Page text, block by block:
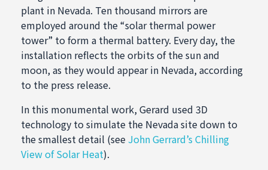
plant in Nevada. Ten thousand mirrors are
employed around the “solar thermal power
tower” to form a thermal battery. Every day, the
installation reflects the orbits of the sun and
moon, as they would appear in Nevada, according
to the press release.
In this monumental work, Gerard used 3D
technology to simulate the Nevada site down to
the smallest detail (see John Gerrard’s Chilling
View of Solar Heat).